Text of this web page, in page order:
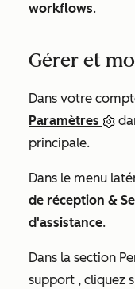
workflows.
Gérer et
Dans votre
Paramètres
principale.
Dans le menu
de réception &
d'assistance.
Dans la section
support , cliquez